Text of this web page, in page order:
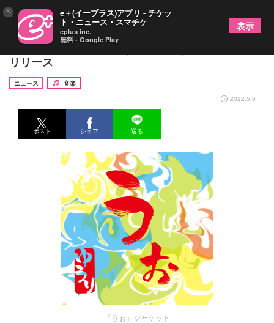
優里、2022年第一弾となる新曲「うぉ」をデジタル
リリース
ニュース
音楽
2022.5.6
ポスト シェア 送る
「うぉ」ジャケット
× e＋(イープラス)アプリ - チケッ
ト・ニュース・スマチケ
eplus inc.
無料 - Google Play
表示